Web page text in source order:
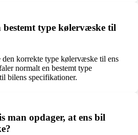
bestemt type kølervæske til
den korrekte type kølervæske til ens
normalt en bestemt type
bilens specifikationer.
man opdager, at ens bil